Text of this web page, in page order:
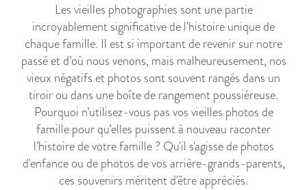
Les vieilles photographies sont une partie
incroyablement significative de l'histoire unique de
chaque famille. Il est si important de revenir sur notre
passé et d’où nous venons, mais malheureusement, nos
vieux négatifs et photos sont souvent rangés dans un
tiroir ou dans une boîte de rangement poussiéreuse.
Pourquoi n’utilisez-vous pas vos vieilles photos de
famille pour qu’elles puissent à nouveau raconter
l’histoire de votre famille ? Qu'il s'agisse de photos
d'enfance ou de photos de vos arrière-grands-parents,
ces souvenirs méritent d'être appréciés.